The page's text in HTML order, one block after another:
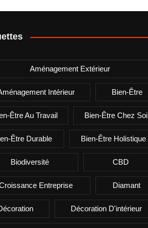
Aménagement Extérieur
Intérieur Bien-Être
Être Au Travail Bien-Être Chez Soi
Être Durable Bien-Être Holistique
Biodiversité CBD
Entreprise Diamant
Décoration D'intérieur